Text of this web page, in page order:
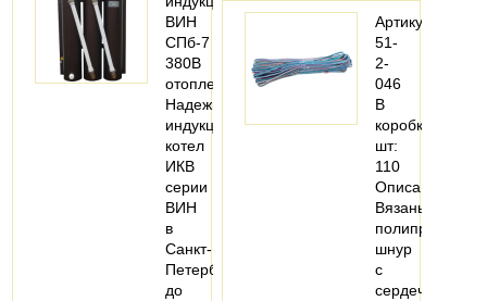
ВИН
СПб-7
380В
отопление.
Надежный
индукционный
котел
ИКВ
серии
ВИН
в
Санкт-
Петербурге
до
Артикул:
51-
2-
046
В
коробке,
шт:
110
Описание:
Вязаный
шнур
с
сердечником